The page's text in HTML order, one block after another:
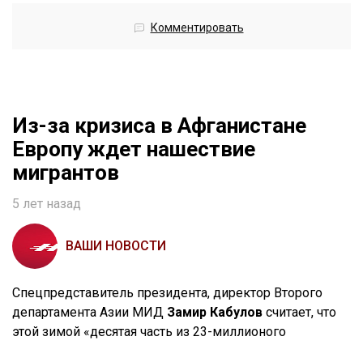
Комментировать
Из-за кризиса в Афганистане
Европу ждет нашествие
мигрантов
5 лет назад
ВАШИ НОВОСТИ
Спецпредставитель президента, директор Второго
департамента Азии МИД Замир Кабулов считает, что
этой зимой «десятая часть из 23-миллионого